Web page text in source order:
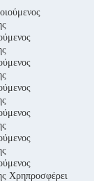
Χρηπροσφέρει